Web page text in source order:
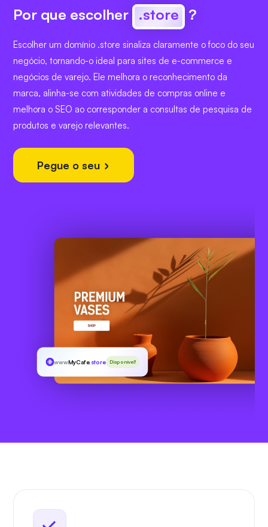
Por que escolher .store ?
Escolher um domínio .store sinaliza claramente o foco do seu
negócio, tornando-o ideal para sites de e-commerce e
negócios de varejo. Ele melhora o reconhecimento da
marca, alinha-se com atividades de compras online e
melhora o SEO ao corresponder a consultas de pesquisa de
produtos e varejo relevantes.
Pegue o seu
wwwMyCafe.store Disponível!